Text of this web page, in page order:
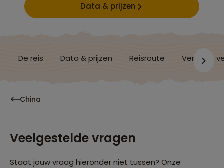
Data & prijzen
De reis Data & prijzen Reisroute Verblijf &
China
Veelgestelde vragen
Staat jouw vraag hieronder niet tussen? Onze